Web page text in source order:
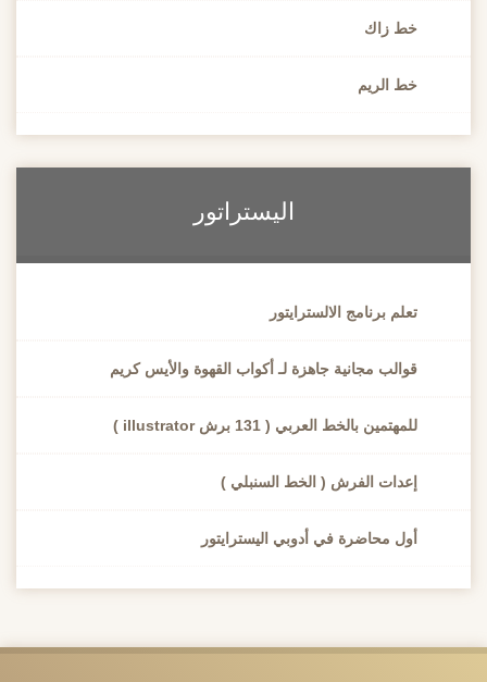
خط زاك
خط الريم
اليستراتور
تعلم برنامج الالسترايتور
قوالب مجانية جاهزة لـ أكواب القهوة والأيس كريم
للمهتمين بالخط العربي ( 131 برش illustrator )
إعدات الفرش ( الخط السنبلي )
أول محاضرة في أدوبي اليسترايتور